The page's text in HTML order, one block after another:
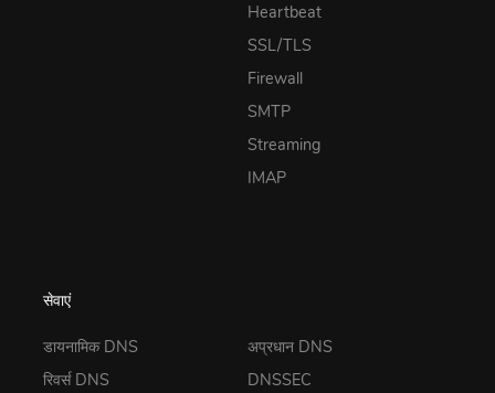
Heartbeat
SSL/TLS
Firewall
SMTP
Streaming
IMAP
सेवाएं
डायनामिक DNS
रिवर्स DNS
अप्रधान DNS
DNSSEC